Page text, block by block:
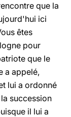
que la
ici
êtes
pour
que le
a appelé,
lui a ordonné
succession
il lui a